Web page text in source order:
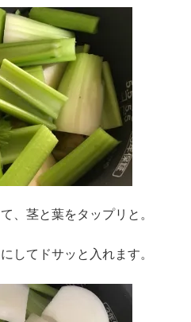
、茎と葉をタップリと。
してドサッと入れます。